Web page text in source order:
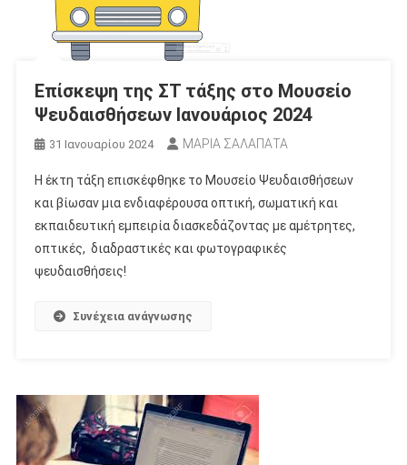
Επίσκεψη της ΣΤ τάξης στο Μουσείο
Ψευδαισθήσεων Ιανουάριος 2024
31 Ιανουαρίου 2024 ΜΑΡΙΑ ΣΑΛΑΠΑΤΑ
Η έκτη τάξη επισκέφθηκε το Μουσείο Ψευδαισθήσεων
και βίωσαν μια ενδιαφέρουσα οπτική, σωματική και
εκπαιδευτική εμπειρία διασκεδάζοντας με αμέτρητες,
οπτικές, διαδραστικές και φωτογραφικές
ψευδαισθήσεις!
Συνέχεια ανάγνωσης